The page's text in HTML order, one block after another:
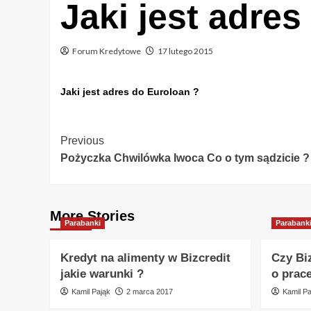
Jaki jest
Forum Kredytowe 17 lutego 2015
Jaki jest adres do Euroloan ?
Post
Navigation
Previous
Pożyczka Chwilówka Iwoca Co o tym sądzicie ?
More Stories
Parabanki
Kredyt na alimenty w Bizcredit
jakie warunki ?
Kamil Pająk 2 marca 2017
Parabanki
Czy
o
Kamil